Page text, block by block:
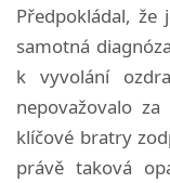
Předpokládal, že
samotná
k vyvolání
nepovažovalo
klíčové bratry
právě taková